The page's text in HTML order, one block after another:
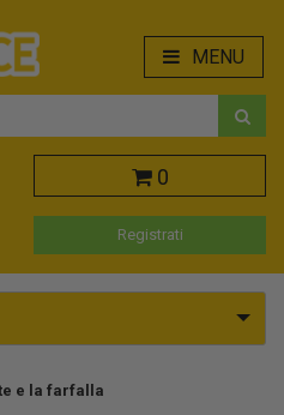
MENU
0
Registrati
e la farfalla